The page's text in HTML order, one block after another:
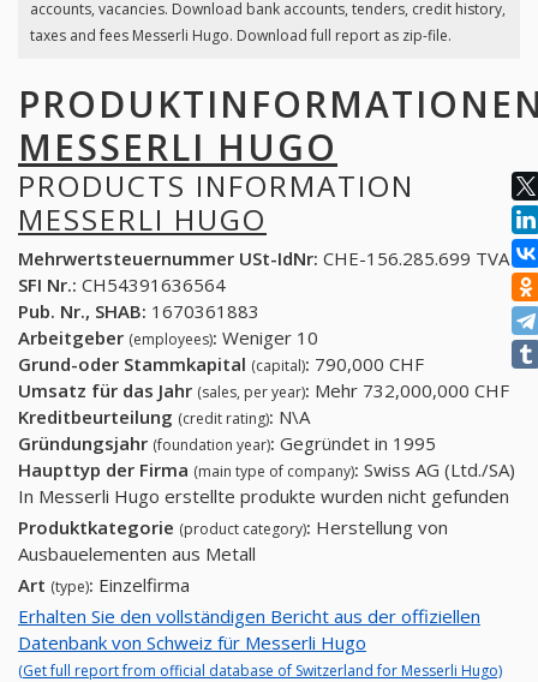
accounts, vacancies. Download bank accounts, tenders, credit history,
taxes and fees Messerli Hugo. Download full report as zip-file.
MESSERLI HUGO
PRODUCTS INFORMATION
MESSERLI HUGO
Mehrwertsteuernummer USt-IdNr: CHE-156.285.699 TVA
SFI Nr.: CH54391636564
Pub. Nr., SHAB: 1670361883
Arbeitgeber (employees): Weniger 10
Grund-oder Stammkapital (capital): 790,000 CHF
Umsatz für das Jahr (sales, per year): Mehr 732,000,000 CHF
Kreditbeurteilung (credit rating): N\A
Gründungsjahr (foundation year): Gegründet in 1995
Haupttyp der Firma (main type of company): Swiss AG (Ltd./SA)
In Messerli Hugo erstellte produkte wurden nicht gefunden
Produktkategorie (product category): Herstellung von
Ausbauelementen aus Metall
Art (type): Einzelfirma
Erhalten Sie den vollständigen Bericht aus der offiziellen
Datenbank von Schweiz für Messerli Hugo
(Get full report from official database of Switzerland for Messerli Hugo)